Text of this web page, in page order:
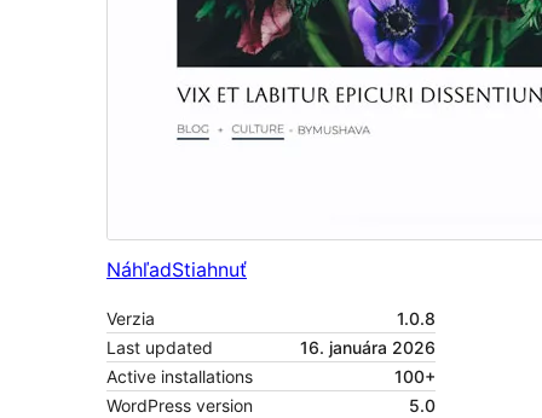
NáhľadStiahnuť
Verzia
1.0.8
Last updated
16. januára 2026
Active installations
100+
WordPress version
5.0